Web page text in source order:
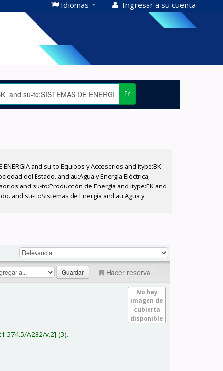
Idiomas Ingresar a su cuenta
Ir
and su-to:Equipos y Accesorios and itype:BK
del Estado. and au:Agua y Energía Eléctrica,
and su-to:Producción de Energía and itype:BK and
and su-to:Sistemas de Energía and au:Agua y
Hacer reserva
No hay
imagen de
cubierta
disponible
A282/v.2 (3).